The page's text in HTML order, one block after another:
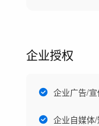
企业授权
企业广告/
企业自媒体